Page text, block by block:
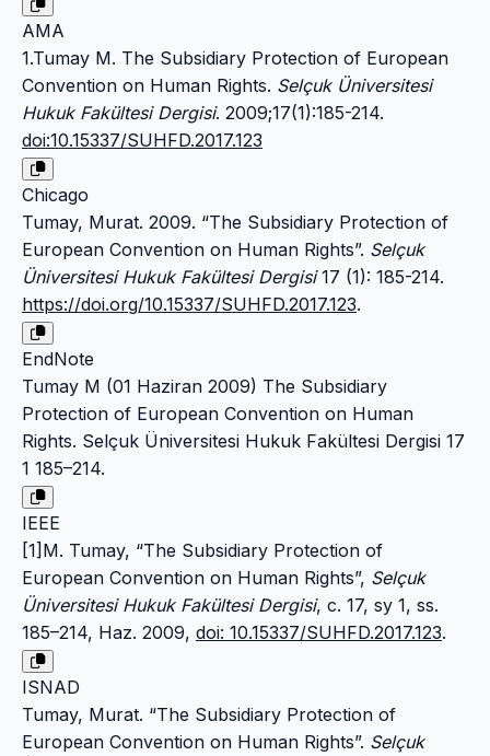
AMA
1.Tumay M. The Subsidiary Protection of European
Convention on Human Rights. Selçuk Üniversitesi
Hukuk Fakültesi Dergisi. 2009;17(1):185-214.
doi:10.15337/SUHFD.2017.123
Chicago
Tumay, Murat. 2009. “The Subsidiary Protection of
European Convention on Human Rights”. Selçuk
Üniversitesi Hukuk Fakültesi Dergisi17 (1): 185-214.
https://doi.org/10.15337/SUHFD.2017.123.
EndNote
Tumay M (01 Haziran 2009) The Subsidiary
Protection of European Convention on Human
Rights. Selçuk Üniversitesi Hukuk Fakültesi Dergisi 17
1 185–214.
IEEE
[1]M. Tumay, “The Subsidiary Protection of
European Convention on Human Rights”, Selçuk
Üniversitesi Hukuk Fakültesi Dergisi, c. 17, sy 1, ss.
185–214, Haz. 2009, doi: 10.15337/SUHFD.2017.123.
ISNAD
Tumay, Murat. “The Subsidiary Protection of
European Convention on Human Rights”. Selçuk